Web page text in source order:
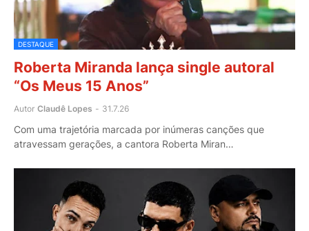
DESTAQUE
Roberta Miranda lança single autoral
“Os Meus 15 Anos”
Autor Claudê Lopes - 31.7.26
Com uma trajetória marcada por inúmeras canções que
atravessam gerações, a cantora Roberta Miran…